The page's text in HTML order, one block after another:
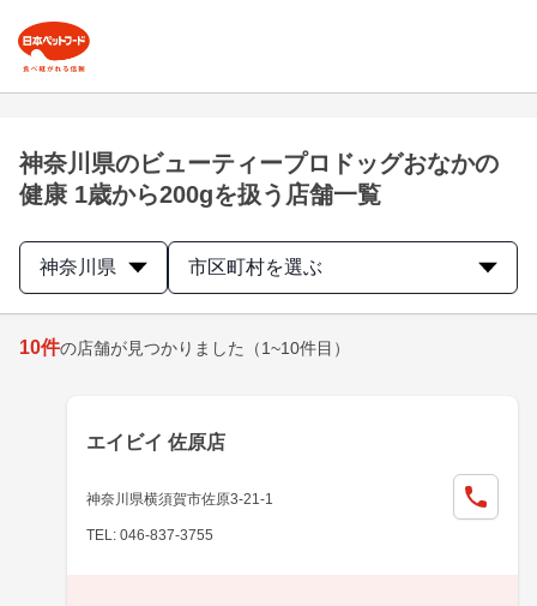
神奈川県のビューティープロドッグおなかの
健康 1歳から200gを扱う店舗一覧
神奈川県 市区町村を選ぶ
10件の店舗が見つかりました （1~10件目）
エイビイ 佐原店
神奈川県横須賀市佐原3-21-1
TEL: 046-837-3755